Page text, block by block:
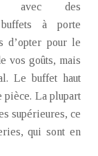
avec des
à porte
d’opter pour le
vos goûts, mais
Le buffet haut
pièce. La plupart
supérieures, ce
qui sont en